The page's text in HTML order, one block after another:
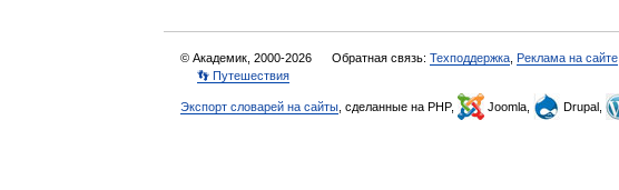
© Академик, 2000-2026 Обратная связь: Техподдержка Реклама на сайте
👣 Путешествия
Экспорт словарей на сайты , сделанные на PHP, Joomla, Drupal,